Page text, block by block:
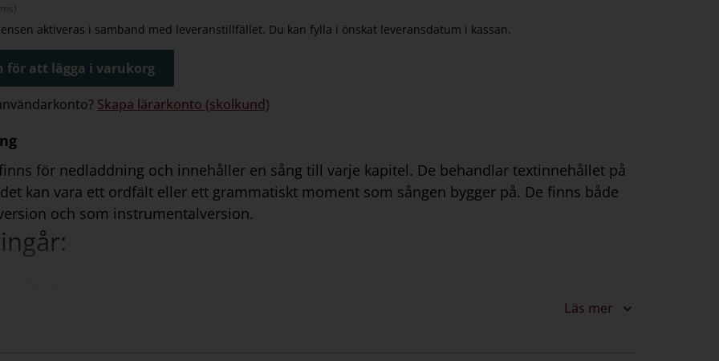
aktiveras i samband med leveranstillfället. Du kan fylla i önskat leveransdatum i kassan.
för att lägga i varukorg
Skapa lärarkonto (skolkund)
för nedladdning och innehåller en sång till varje kapitel. De behandlar textinnehållet på
kan vara ett ordfält eller ett grammatiskt moment som sången bygger på. De finns både
och som instrumentalversion.
Läs mer